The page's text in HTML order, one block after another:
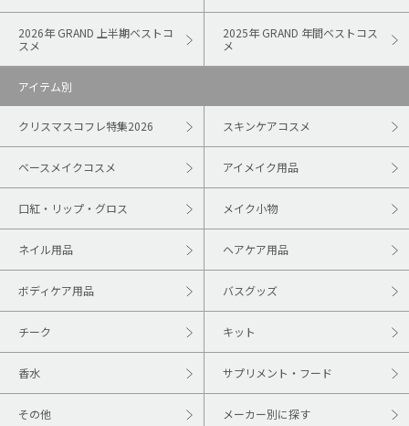
2026年 GRAND 上半期ベストコ
スメ
2025年 GRAND 年間ベストコス
メ
アイテム別
クリスマスコフレ特集2026 スキンケアコスメ
ベースメイクコスメ アイメイク用品
口紅・リップ・グロス メイク小物
ネイル用品 ヘアケア用品
ボディケア用品 バスグッズ
チーク キット
香水 サプリメント・フード
その他 メーカー別に探す